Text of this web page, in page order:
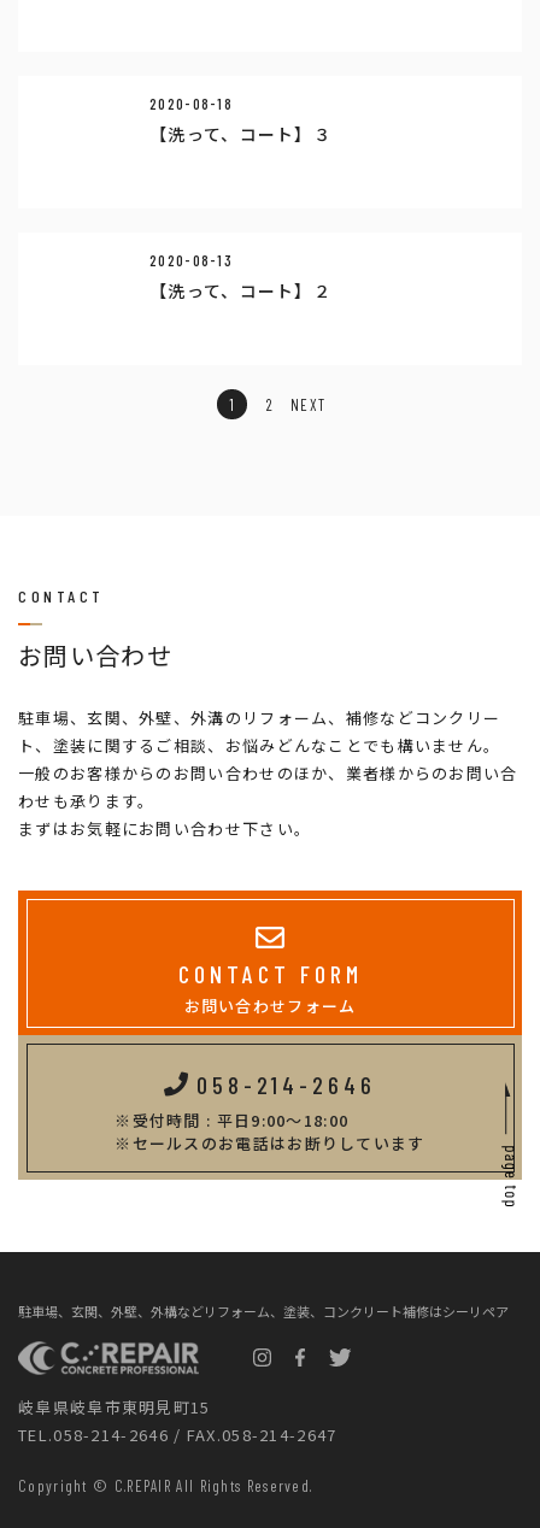
2020-08-18
【洗って、コート】３
2020-08-13
【洗って、コート】２
1 2 NEXT
CONTACT
お問い合わせ
駐車場、玄関、外壁、外溝のリフォーム、補修などコンクリー
ト、塗装に関するご相談、お悩みどんなことでも構いません。
一般のお客様からのお問い合わせのほか、業者様からのお問い合
わせも承ります。
まずはお気軽にお問い合わせ下さい。
CONTACT FORM
お問い合わせフォーム
058-214-2646
受付時間 : 平日9:00～18:00
セールスのお電話はお断りしています
駐車場、玄関、外壁、外構などリフォーム、塗装、コンクリート補修はシーリペア
岐阜県岐阜市東明見町15
TEL.058-214-2646 / FAX.058-214-2647
Copyright © C.REPAIR All Rights Reserved.